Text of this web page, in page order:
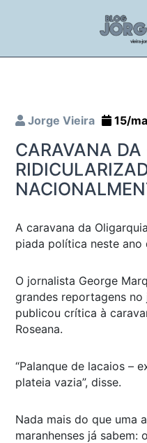
Jorge Vieira 15/
CARAVANA DA
A caravana da
piada política neste ano
O jornalista George
grandes reportagens no
publicou crítica à
Roseana.
“Palanque de lacaios –
plateia vazia”, disse.
Nada mais do que uma
maranhenses já sabem: